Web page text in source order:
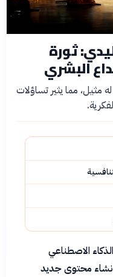
ثورة
البشري
مما يثير تساؤلات
الاصطناعي
محتوى جديد